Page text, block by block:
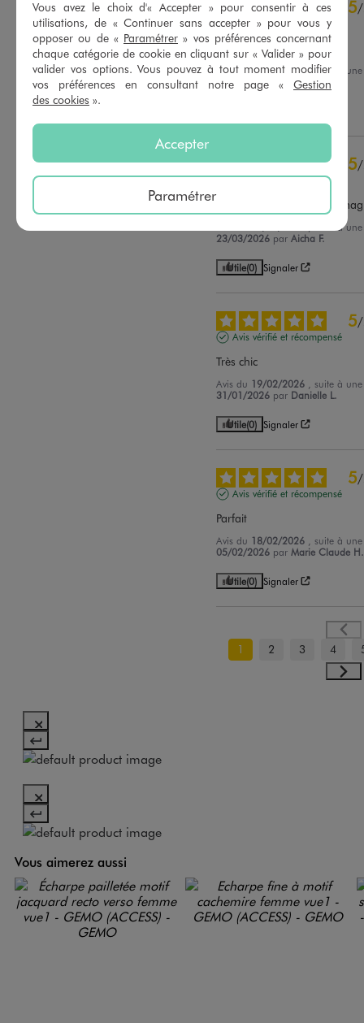
4étoiles
10
3étoiles
0
2étoiles
0
1étoile 0
Trier les avis
5/
Avis vérifié et récompensé
Très joli à porter
Avis du15/04/2026 , suite à
02/04/2026
par Catherine L.
5/
Avis vérifié et récompensé
Tissu doux et le motif est
, suite à
23/03/2026 parAicha F.
Utile(0) Signaler
5/
Avis vérifié et récompensé
Très chic
Avis du 19/02/2026
, suite à
31/01/2026 par Danielle L.
Utile(0) Signaler
5/
Avis vérifié et récompensé
Parfait
Avis du 18/02/2026
, suite à
05/02/2026 parMarie Claude H.
Utile(0) Signaler
1 2 3 4
Vous aimerez aussi
Vous avez le choix d'« Accepter » pour consentir à ces
utilisations, de « Continuer sans accepter » pour vous y
opposer ou de « Paramétrer » vos préférences concernant
chaque catégorie de cookie en cliquant sur « Valider » pour
valider vos options. Vous pouvez à tout moment modifier
vos préférences en consultant notre page « Gestion
des cookies ».
Accepter
Paramétrer